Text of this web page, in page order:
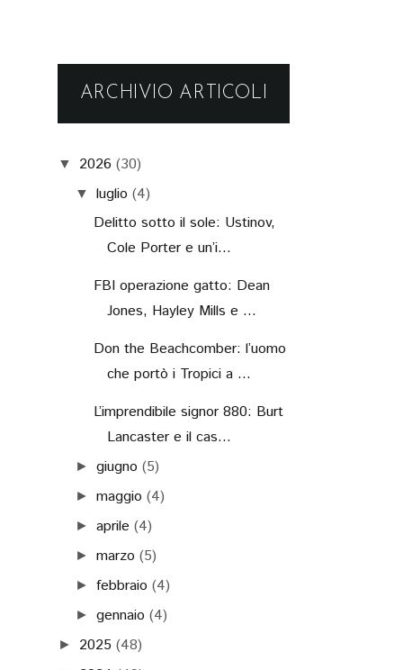
ARCHIVIO ARTICOLI
▼ 2026 (30)
▼ luglio (4)
Delitto sotto il sole: Ustinov,
Cole Porter e un’i...
FBI operazione gatto: Dean
Jones, Hayley Mills e ...
Don the Beachcomber: l’uomo
che portò i Tropici a ...
L’imprendibile signor 880: Burt
Lancaster e il cas...
►giugno (5)
►maggio (4)
►aprile (4)
►marzo (5)
►febbraio (4)
►gennaio (4)
► 2025 (48)